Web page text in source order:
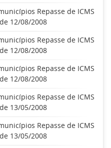
Repasse de ICMS
12/08/2008
Repasse de ICMS
12/08/2008
Repasse de ICMS
12/08/2008
Repasse de ICMS
13/05/2008
Repasse de ICMS
13/05/2008